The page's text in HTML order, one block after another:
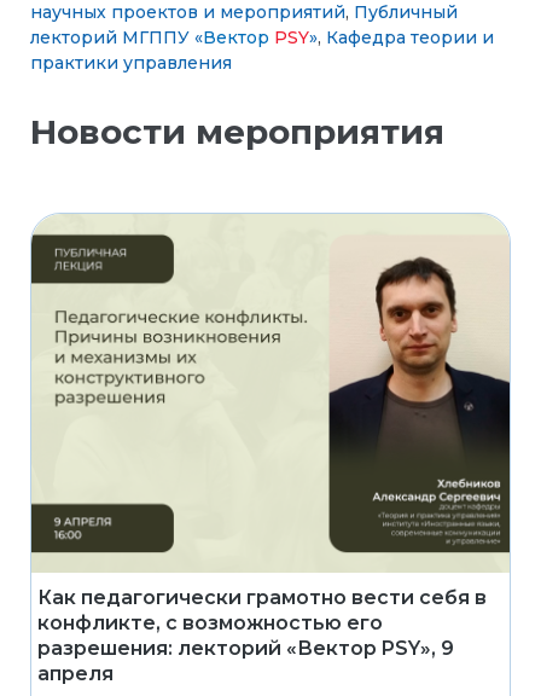
научных проектов и мероприятий, Публичный
лекторий МГППУ «Вектор PSY», Кафедра теории и
практики управления
Новости мероприятия
Как педагогически грамотно вести себя в
конфликте, с возможностью его
разрешения: лекторий «Вектор PSY», 9
апреля